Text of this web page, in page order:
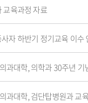
교육과정 자료
자 하반기 정기교육 이수
과대학, 의학과 30주년
과대학, 검단탑병원과 교